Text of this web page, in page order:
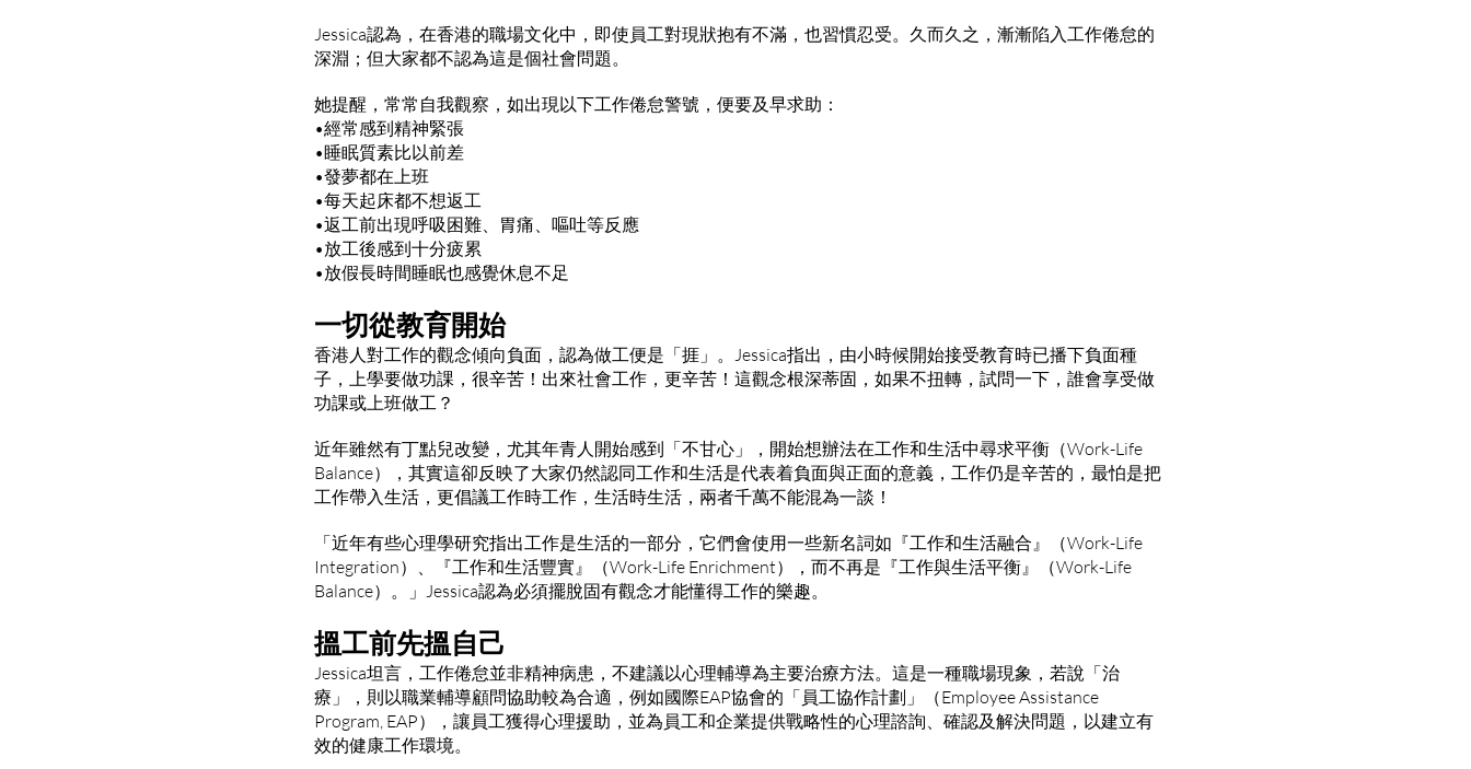
Jessica認為，在香港的職場文化中，即使員工對現狀抱有不滿，也習慣忍受。久而久之，漸漸陷入工作倦怠的
深淵；但大家都不認為這是個社會問題。
她提醒，常常自我觀察，如出現以下工作倦怠警號，便要及早求助：
•經常感到精神緊張
•睡眠質素比以前差
•發夢都在上班
•每天起床都不想返工
•返工前出現呼吸困難、胃痛、嘔吐等反應
•放工後感到十分疲累
•放假長時間睡眠也感覺休息不足
一切從教育開始
香港人對工作的觀念傾向負面，認為做工便是「捱」。Jessica指出，由小時候開始接受教育時已播下負面種
子，上學要做功課，很辛苦！出來社會工作，更辛苦！這觀念根深蒂固，如果不扭轉，試問一下，誰會享受做
功課或上班做工？
近年雖然有丁點兒改變，尤其年青人開始感到「不甘心」，開始想辦法在工作和生活中尋求平衡（Work-Life
Balance），其實這卻反映了大家仍然認同工作和生活是代表着負面與正面的意義，工作仍是辛苦的，最怕是把
工作帶入生活，更倡議工作時工作，生活時生活，兩者千萬不能混為一談！
「近年有些心理學研究指出工作是生活的一部分，它們會使用一些新名詞如『工作和生活融合』（Work-Life
Integration）、『工作和生活豐實』（Work-Life Enrichment），而不再是『工作與生活平衡』（Work-Life
Balance）。」Jessica認為必須擺脫固有觀念才能懂得工作的樂趣。
搵工前先搵自己
Jessica坦言，工作倦怠並非精神病患，不建議以心理輔導為主要治療方法。這是一種職場現象，若說「治
療」，則以職業輔導顧問協助較為合適，例如國際EAP協會的「員工協作計劃」（Employee Assistance
Program, EAP），讓員工獲得心理援助，並為員工和企業提供戰略性的心理諮詢、確認及解決問題，以建立有
效的健康工作環境。